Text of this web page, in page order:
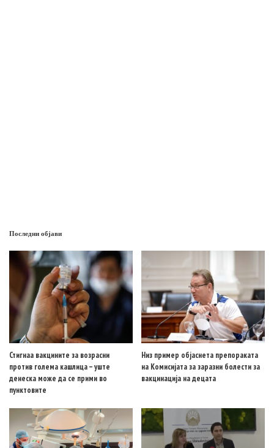
Последни објави
Стигнаа вакцините за возрасни
против голема кашлица – уште
денеска може да се прими во
пунктовите
Низ пример објаснета препораката
на Комисијата за заразни болести за
вакцинација на децата